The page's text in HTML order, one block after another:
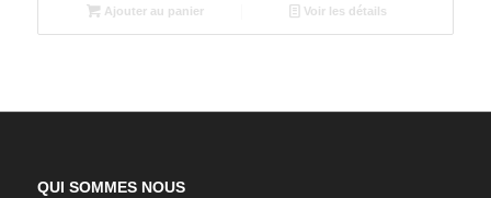
Ajouter au panier Voir les détails
QUI SOMMES NOUS